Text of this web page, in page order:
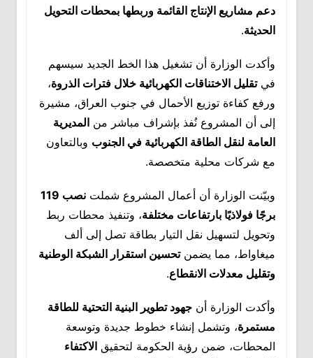
دعم مشاريع الإنتاج القائمة وربطها بمحطات التحويل
الحديثة.
وأكدت الوزارة أن تشغيل هذا الخط الجديد سيسهم
فيتقليل الاختناقات الكهربائية خلال فترات الذروة،
ورفع كفاءة توزيع الأحمال في جنوب العراق، مشيرة
إلى أن المشروع نُفذ بإشراف مباشر من المديرية
العامة لنقل الطاقة الكهربائية في الجنوب وبالتعاون
مع شركات محلية متخصصة.
وبيّنت الوزارة أن أعمال المشروع شملت
نصب 119
برجًا فولاذيًا بارتفاعات مختلفة، وتنفيذ محطات ربط
وتحويل لتسهيل نقل التيار بطاقة تصل إلى ألف
ميغاواط، مما يضمنتحسين استقرار الشبكة الوطنية
وتقليل معدلات الانقطاع.
وأكدت الوزارة أن جهود تطوير البنية التحتية للطاقة
مستمرة، وتشمل إنشاء خطوط جديدة وتوسعة
المحطات، ضمن رؤية الحكومة لتحقيق الاكتفاء